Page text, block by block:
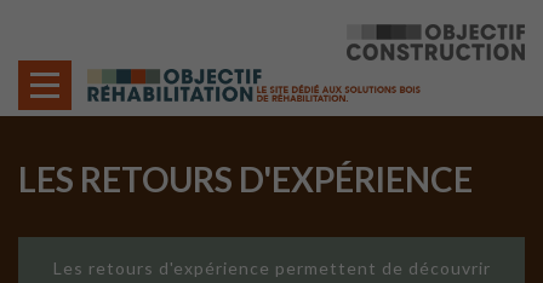
LES RETOURS D'EXPÉRIENCE
Les retours d'expérience permettent de découvrir